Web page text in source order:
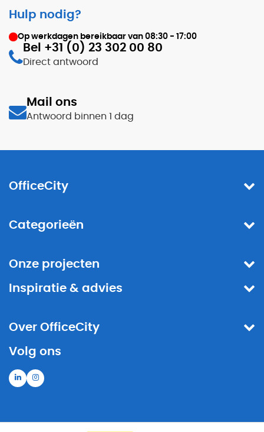
Hulp nodig?
Op werkdagen bereikbaar van 08:30 - 17:00
Bel +31 (0) 23 302 00 80
Direct antwoord
Mail ons
Antwoord binnen 1 dag
OfficeCity
Categorieën
Onze projecten
Inspiratie & advies
Over OfficeCity
Volg ons